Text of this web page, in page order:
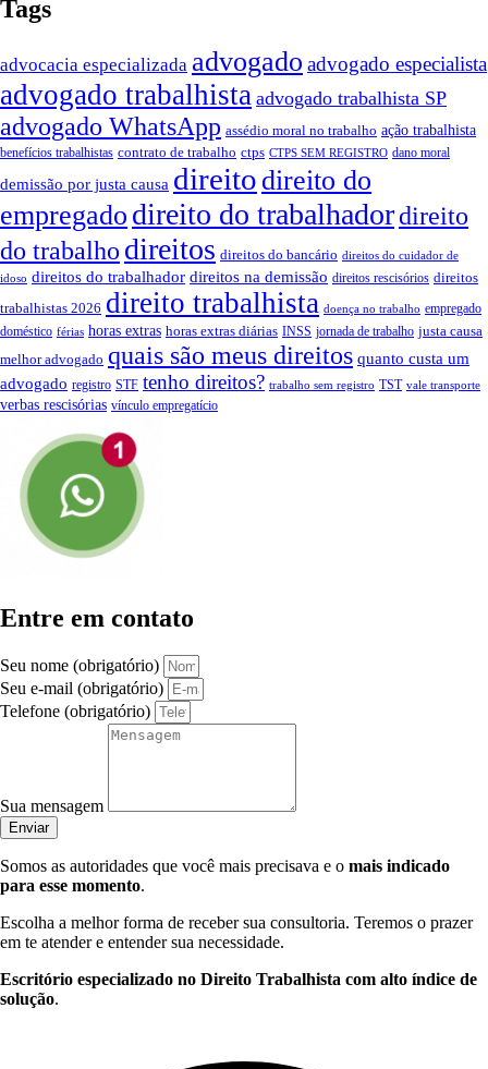
Tags
advocacia especializada advogado advogado especialista
advogado trabalhista advogado trabalhista SP
advogado WhatsApp assédio moral no trabalho ação trabalhista
benefícios trabalhistas contrato de trabalho ctps CTPS SEM REGISTRO dano moral
demissão por justa causa direito direito do
empregado direito do trabalhadordireito
do trabalho direitos direitos do bancário direitos do cuidador de
idoso direitos do trabalhador direitos na demissão direitos rescisórios direitos
trabalhistas 2026 direito trabalhista doença no trabalho empregado
doméstico férias horas extras horas extras diárias INSS jornada de trabalho justa causa
melhor advogado quais são meus direitos quanto custa um
advogado registro STF tenho direitos? trabalho sem registro TST vale transporte
verbas rescisórias vínculo empregatício
Entre em contato
Seu nome (obrigatório)
Seu e-mail (obrigatório)
Telefone (obrigatório)
Sua mensagem
Enviar
Somos as autoridades que você mais precisava e o mais indicado
para esse momento.
Escolha a melhor forma de receber sua consultoria. Teremos o prazer
em te atender e entender sua necessidade.
Escritório especializado no Direito Trabalhista com alto índice de
solução.